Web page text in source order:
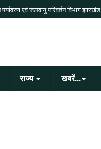
एवं जलवायु परिवर्तन विभाग झारखंड
राज्य खबरें...